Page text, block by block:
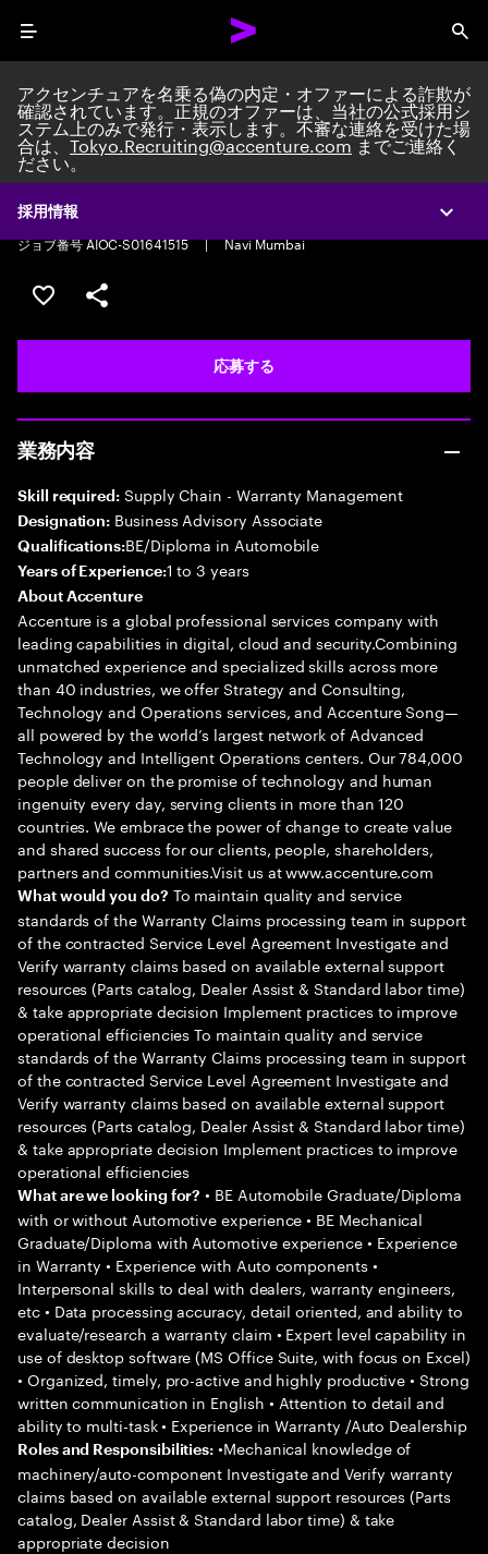
Menu
採用情報
アクセンチュアを名乗る偽の内定・オファーによる詐欺が
確認されています。正規のオファーは、当社の公式採用シ
ステム上のみで発行・表示します。不審な連絡を受けた場
合は、Tokyo.Recruiting@accenture.comまでご連絡く
ださい。
Business Advisory Associate
Business Advisory Associate
Experience: 0-2 years
ジョブ番号 AIOC-S01641515
| Navi Mumbai
ポジションを保存する 【首都圏エリア】契約社員（給
シェア
応募する
業務内容
Skill required:Supply Chain - Warranty Management
Designation: Business Advisory Associate
Qualifications:BE/Diploma in Automobile
Years of Experience:1 to 3 years
About Accenture
Accenture is a global professional services company with
leading capabilities in digital, cloud and security.Combining
unmatched experience and specialized skills across more
than 40 industries, we offer Strategy and Consulting,
Technology and Operations services, and Accenture Song—
all powered by the world’s largest network of Advanced
Technology and Intelligent Operations centers. Our 784,000
people deliver on the promise of technology and human
ingenuity every day, serving clients in more than 120
countries. We embrace the power of change to create value
and shared success for our clients, people, shareholders,
partners and communities.Visit us at www.accenture.com
What would you do? To maintain quality and service
standards of the Warranty Claims processing team in support
of the contracted Service Level Agreement Investigate and
Verify warranty claims based on available external support
resources (Parts catalog, Dealer Assist & Standard labor time)
& take appropriate decision Implement practices to improve
operational efficiencies To maintain quality and service
standards of the Warranty Claims processing team in support
of the contracted Service Level Agreement Investigate and
Verify warranty claims based on available external support
resources (Parts catalog, Dealer Assist & Standard labor time)
& take appropriate decision Implement practices to improve
operational efficiencies
What are we looking for? • BE Automobile Graduate/Diploma
with or without Automotive experience • BE Mechanical
Graduate/Diploma with Automotive experience • Experience
in Warranty • Experience with Auto components •
Interpersonal skills to deal with dealers, warranty engineers,
etc • Data processing accuracy, detail oriented, and ability to
evaluate/research a warranty claim • Expert level capability in
use of desktop software (MS Office Suite, with focus on Excel)
• Organized, timely, pro-active and highly productive • Strong
written communication in English • Attention to detail and
ability to multi-task • Experience in Warranty /Auto Dealership
Roles and Responsibilities: •Mechanical knowledge of
machinery/auto-component Investigate and Verify warranty
claims based on available external support resources (Parts
catalog, Dealer Assist & Standard labor time) & take
appropriate decision